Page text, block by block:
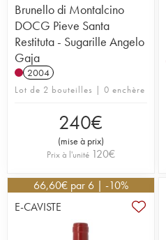
Brunello di Montalcino
DOCG Pieve Santa
Restituta - Sugarille Angelo
Gaja
2004
Lot de 2 bouteilles | 0 enchère
240€
(mise à prix)
Prix à l'unité 120€
66,60€ par 6 | -10%
E-CAVISTE